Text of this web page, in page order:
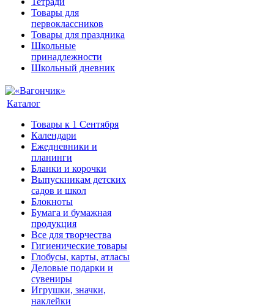
Товары для
первоклассников
Товары для праздника
Школьные
принадлежности
Школьный дневник
Каталог
Товары к 1 Сентября
Календари
Ежедневники и
планинги
Бланки и корочки
Выпускникам детских
садов и школ
Блокноты
Бумага и бумажная
продукция
Все для творчества
Гигиенические товары
Глобусы, карты, атласы
Деловые подарки и
сувениры
Игрушки, значки,
наклейки